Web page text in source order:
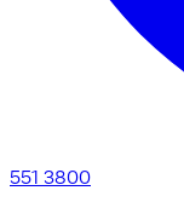
551 3800